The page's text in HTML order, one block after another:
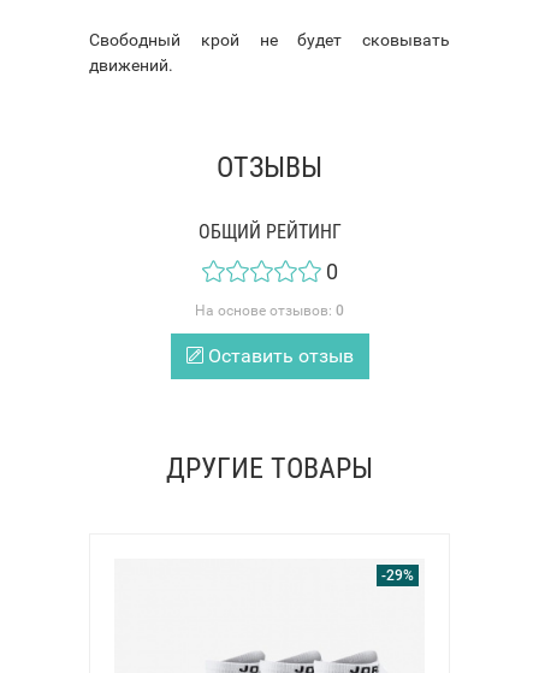
Свободный крой не будет сковывать
движений.
ОТЗЫВЫ
ОБЩИЙ РЕЙТИНГ
0
На основе отзывов: 0
Оставить отзыв
ДРУГИЕ ТОВАРЫ
-29%